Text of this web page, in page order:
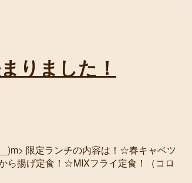
りました！
限定ランチの内容は！☆春キャベツ
ら揚げ定食！☆MIXフライ定食！（コロ